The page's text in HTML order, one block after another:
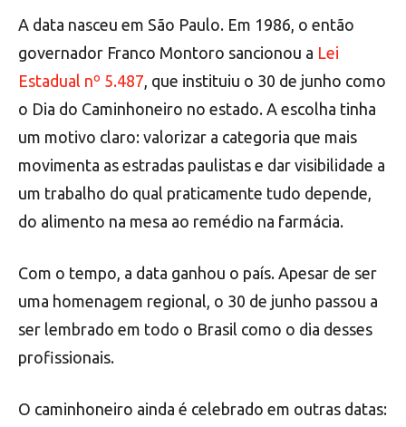
A data nasceu em São Paulo. Em 1986, o então
governador Franco Montoro sancionou a Lei
Estadual nº 5.487, que instituiu o 30 de junho como
o Dia do Caminhoneiro no estado. A escolha tinha
um motivo claro: valorizar a categoria que mais
movimenta as estradas paulistas e dar visibilidade a
um trabalho do qual praticamente tudo depende,
do alimento na mesa ao remédio na farmácia.
Com o tempo, a data ganhou o país. Apesar de ser
uma homenagem regional, o 30 de junho passou a
ser lembrado em todo o Brasil como o dia desses
profissionais.
O caminhoneiro ainda é celebrado em outras datas: